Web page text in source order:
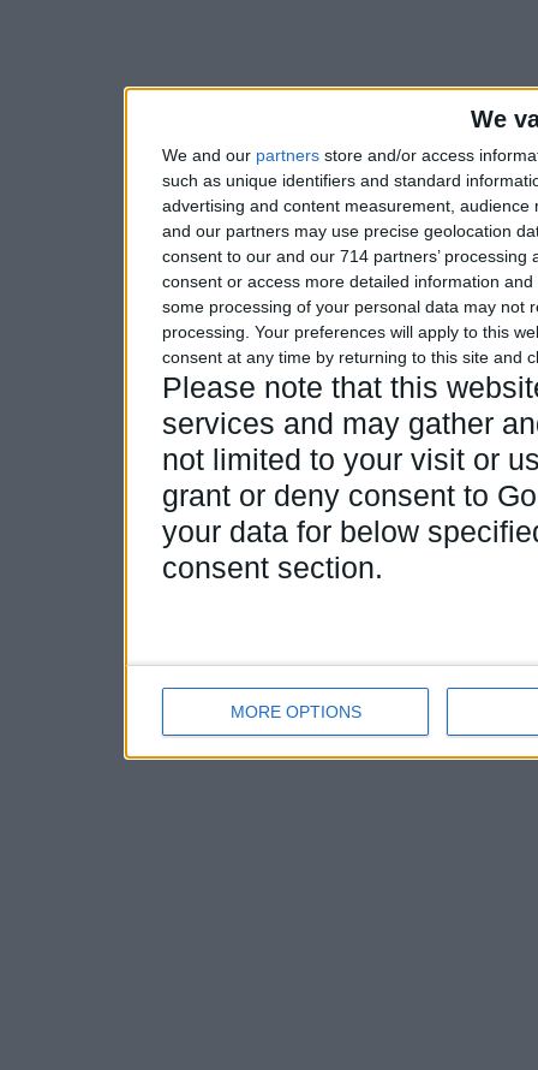
We
We and our partners store and/or access
such as unique identifiers and standard
advertising and content measurement,
and our partners may use precise geolocation
consent to our and our 714 partners’
consent or access more detailed information
some processing of your personal data may not
processing. Your preferences will apply to this
consent at any time by returning to this site and
Please note that this
services and may gather
not limited to your visit or
grant or deny consent to
your data for below
consent section.
MORE OPTIONS